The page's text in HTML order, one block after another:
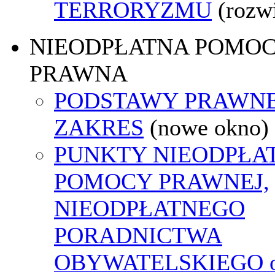
TERRORYZMU
NIEODPŁATNA
PRAWNA
PODSTAWY
ZAKRES (nowe okno)
PUNKTY
POMOCY PRAWNEJ,
NIEODPŁATNEGO
PORADNICTWA
OBYWATELSKIEGO